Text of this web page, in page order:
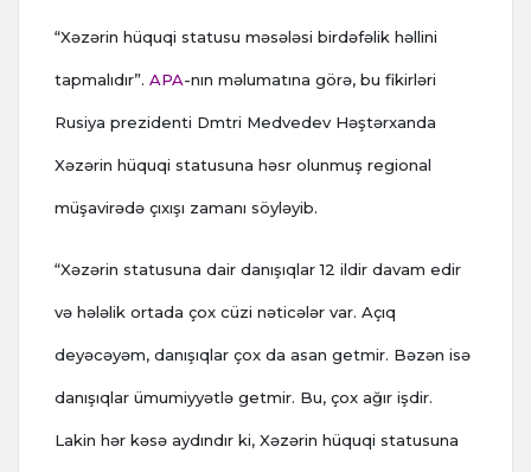
“Xəzərin hüquqi statusu məsələsi birdəfəlik həllini
tapmalıdır”. APA-nın məlumatına görə, bu fikirləri
Rusiya prezidenti Dmtri Medvedev Həştərxanda
Xəzərin hüquqi statusuna həsr olunmuş regional
müşavirədə çıxışı zamanı söyləyib.
“Xəzərin statusuna dair danışıqlar 12 ildir davam edir
və hələlik ortada çox cüzi nəticələr var. Açıq
deyəcəyəm, danışıqlar çox da asan getmir. Bəzən isə
danışıqlar ümumiyyətlə getmir. Bu, çox ağır işdir.
Lakin hər kəsə aydındır ki, Xəzərin hüquqi statusuna